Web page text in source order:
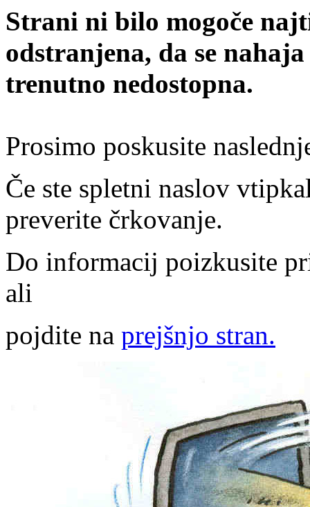
Strani ni bilo mogoče
odstranjena, da se
trenutno nedostopna.
Prosimo poskusite
Če ste spletni naslov
preverite črkovanje.
Do informacij poizkusite
ali
pojdite na prejšnjo stran.